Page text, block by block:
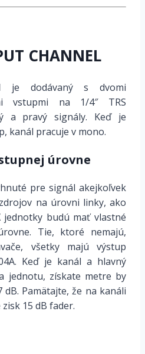
CHANNEL
je dodávaný s dvomi
vstupmi na 1/4″ TRS
a pravý signály. Keď je
kanál pracuje v mono.
úrovne
pre signál akejkoľvek
na úrovni linky, ako
budú mať vlastné
Tie, ktoré nemajú,
všetky majú výstup
Keď je kanál a hlavný
jednotu, získate metre by
Pamätajte, že na kanáli
15 dB fader.